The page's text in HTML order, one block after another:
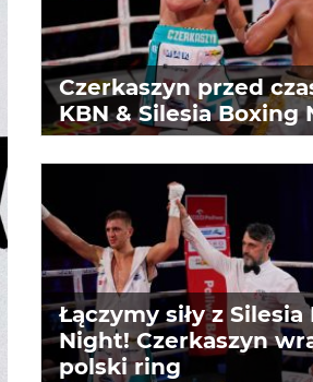
Czerkaszyn przed
KBN & Silesia Boxing
Łączymy siły z Silesia
Night! Czerkaszyn
polski ring